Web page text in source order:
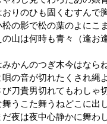
りのひも固くむすんで
の影で松の葉のよにこ
山は何時も青々（逢お
かんのつぎ木今はなら
の音が切れたくされ縄
刀貴男切れてもわしゃ
うこた舞うねどこに出
夜は夜中心静かに舞わ